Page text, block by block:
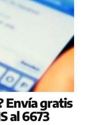
Envía gratis
al 6673